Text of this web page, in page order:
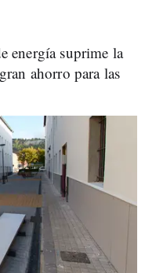
energía suprime la
ahorro para las